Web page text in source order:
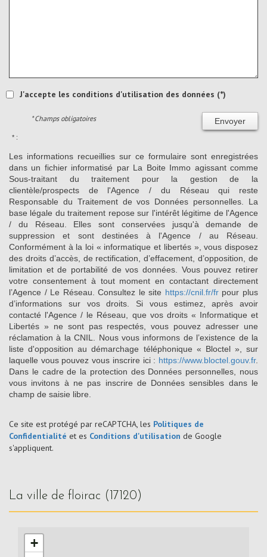
J'accepte les conditions d'utilisation des données (*)
Envoyer
* Champs obligatoires
* :
Les informations recueillies sur ce formulaire sont enregistrées
dans un fichier informatisé par La Boite Immo agissant comme
Sous-traitant du traitement pour la gestion de la
clientèle/prospects de l'Agence / du Réseau qui reste
Responsable du Traitement de vos Données personnelles. La
base légale du traitement repose sur l'intérêt légitime de l'Agence
/ du Réseau. Elles sont conservées jusqu'à demande de
suppression et sont destinées à l'Agence / au Réseau.
Conformément à la loi « informatique et libertés », vous disposez
des droits d’accès, de rectification, d’effacement, d’opposition, de
limitation et de portabilité de vos données. Vous pouvez retirer
votre consentement à tout moment en contactant directement
l’Agence / Le Réseau. Consultez le site https://cnil.fr/frpour plus
d’informations sur vos droits. Si vous estimez, après avoir
contacté l'Agence / le Réseau, que vos droits « Informatique et
Libertés » ne sont pas respectés, vous pouvez adresser une
réclamation à la CNIL. Nous vous informons de l’existence de la
liste d'opposition au démarchage téléphonique « Bloctel », sur
laquelle vous pouvez vous inscrire ici : https://www.bloctel.gouv.fr.
Dans le cadre de la protection des Données personnelles, nous
vous invitons à ne pas inscrire de Données sensibles dans le
champ de saisie libre.
Ce site est protégé par reCAPTCHA, les Politiques de
Confidentialité et es Conditions d'utilisation de Google
s'appliquent.
la ville de floirac (17120)
+